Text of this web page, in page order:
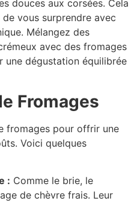
douces aux corsées. Cela
vous surprendre avec
Mélangez des
avec des fromages
une dégustation équilibrée
Fromages
fromages pour offrir une
Voici quelques
: Comme le brie, le
de chèvre frais. Leur